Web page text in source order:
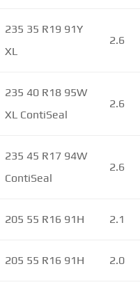
235 35 R19 91Y
XL
2.6
235 40 R18 95W
XL ContiSeal
2.6
235 45 R17 94W
ContiSeal
2.6
205 55 R16 91H 2.1
205 55 R16 91H 2.0